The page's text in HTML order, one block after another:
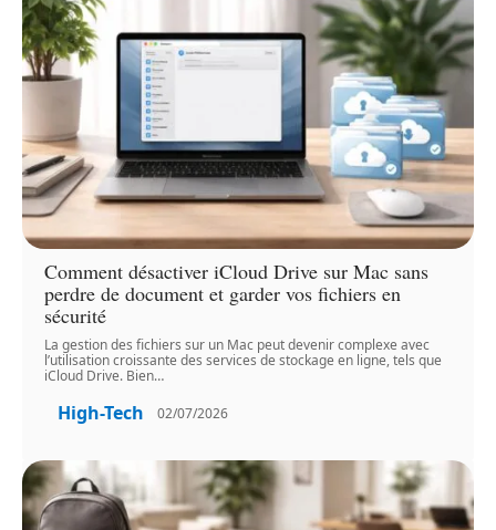
Comment désactiver iCloud Drive sur Mac sans
perdre de document et garder vos fichiers en
sécurité
La gestion des fichiers sur un Mac peut devenir complexe avec
l’utilisation croissante des services de stockage en ligne, tels que
iCloud Drive. Bien…
High-Tech 02/07/2026